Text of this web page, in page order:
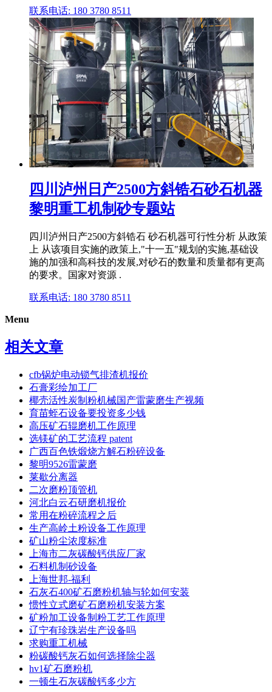
联系电话: 180 3780 8511
四川泸州日产2500方斜锆石砂石机器
黎明重工机制砂专题站
四川泸州日产2500方斜锆石 砂石机器可行性分析 从政策
上 从该项目实施的政策上,"十一五"规划的实施,基础设
施的加强和高科技的发展,对砂石的数量和质量都有更高
的要求。国家对资源 .
联系电话: 180 3780 8511
Menu
相关文章
cfb锅炉电动锁气排渣机报价
石膏彩绘加工厂
椰壳活性炭制粉机械国产雷蒙磨生产视频
育苗蛭石设备要投资多少钱
高压矿石辊磨机工作原理
选镁矿的工艺流程 patent
广西百色铁煅烧方解石粉碎设备
黎明9526雷蒙磨
莱歇分离器
二次磨粉顶管机
河北白云石研磨机报价
常用在粉碎流程之后
生产高岭土粉设备工作原理
矿山粉尘浓度标准
上海市二灰碳酸钙供应厂家
石料机制砂设备
上海世邦-福利
石灰石400矿石磨粉机轴与轮如何安装
惯性立式磨矿石磨粉机安装方案
矿粉加工设备制粉工艺工作原理
辽宁有珍珠岩生产设备吗
求购重工机械
粉碳酸钙灰石如何选择除尘器
hv1矿石磨粉机
一顿生石灰碳酸钙多少方